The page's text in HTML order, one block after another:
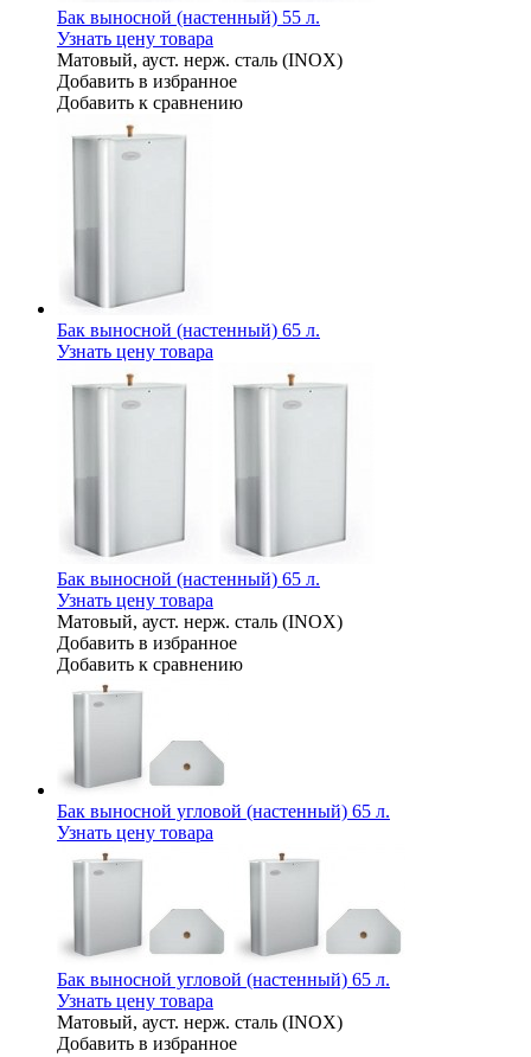
Бак выносной (настенный) 55 л.
Узнать цену товара
Матовый, ауст. нерж. сталь (INOX)
Добавить в избранное
Добавить к сравнению
Бак выносной (настенный) 65 л.
Узнать цену товара
Бак выносной (настенный) 65 л.
Узнать цену товара
Матовый, ауст. нерж. сталь (INOX)
Добавить в избранное
Добавить к сравнению
Бак выносной угловой (настенный) 65 л.
Узнать цену товара
Бак выносной угловой (настенный) 65 л.
Узнать цену товара
Матовый, ауст. нерж. сталь (INOX)
Добавить в избранное